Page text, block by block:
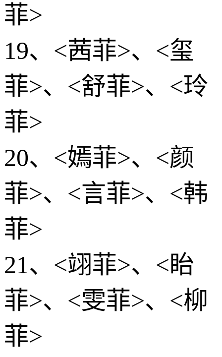
菲>
19、<茜菲>、<玺
菲>、<舒菲>、<玲
菲>
20、<嫣菲>、<颜
菲>、<言菲>、<韩
菲>
21、<翊菲>、<眙
菲>、<雯菲>、<柳
菲>